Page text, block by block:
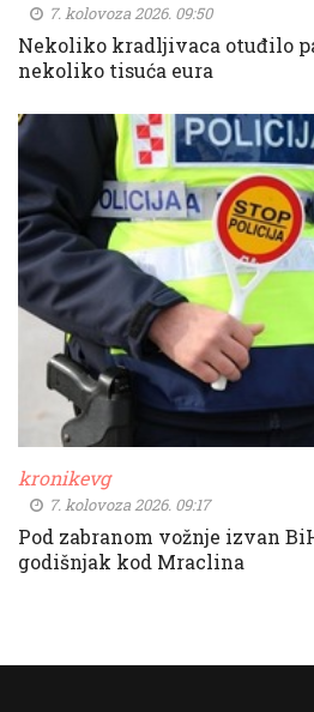
7. kolovoza 2026. 09:50
Nekoliko kradljivaca otuđilo
nekoliko tisuća eura
kronikevg
7. kolovoza 2026. 09:17
Pod zabranom vožnje izvan
godišnjak kod Mraclina